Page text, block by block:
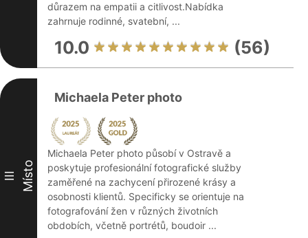
důrazem na empatii a citlivost.Nabídka
zahrnuje rodinné, svatební, ...
10.0 (56)
III Místo
Michaela Peter photo
Michaela Peter photo působí v Ostravě a
poskytuje profesionální fotografické služby
zaměřené na zachycení přirozené krásy a
osobnosti klientů. Specificky se orientuje na
fotografování žen v různých životních
obdobích, včetně portrétů, boudoir ...